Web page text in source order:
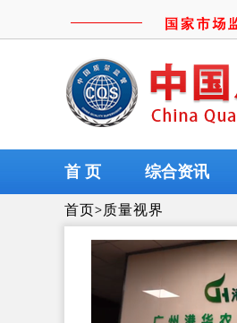
首 页 综合资讯
首页>质量视界